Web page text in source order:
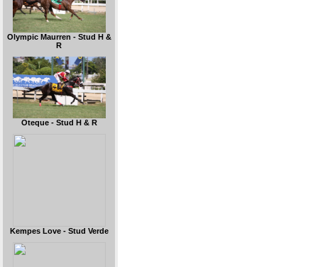
Olympic Maurren - Stud H &
R
Oteque - Stud H & R
Kempes Love - Stud Verde